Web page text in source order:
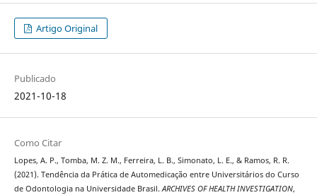
Artigo Original
Publicado
2021-10-18
Como Citar
Lopes, A. P., Tomba, M. Z. M., Ferreira, L. B., Simonato, L. E., & Ramos, R. R.
(2021). Tendência da Prática de Automedicação entre Universitários do Curso
de Odontologia na Universidade Brasil.ARCHIVES OF HEALTH INVESTIGATION,